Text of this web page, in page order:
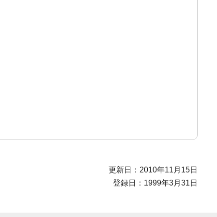
更新日：2010年11月15日
登録日：1999年3月31日